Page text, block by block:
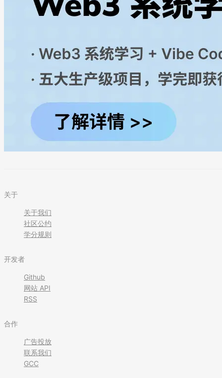
关于
关于我们
社区公约
学分规则
开发者
Github
网站 API
RSS
合作
广告投放
联系我们
GCC